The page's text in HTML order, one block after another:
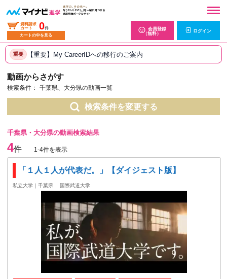
資料請求
カート
0件
カートの中を見る
会員登録
（無料）
ログイン
重要 【重要】My CareerIDへの移行のご案内
動画からさがす
検索条件： 千葉県、大分県の動画一覧
検索条件を変更する
千葉県・大分県の動画検索結果
4件 1-4件を表示
「１人１人が代表だ。」【ダイジェスト版】
私立大学｜千葉県 国際武道大学